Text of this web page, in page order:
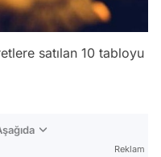
satılan 10 tabloyu
Reklam